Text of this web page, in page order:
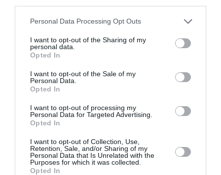
Personal Data Processing Opt Outs
I want to opt-out of the Sharing of my
personal data.
Opted In
I want to opt-out of the Sale of my
Personal Data.
Opted In
I want to opt-out of processing my
Personal Data for Targeted Advertising.
Opted In
I want to opt-out of Collection, Use,
Retention, Sale, and/or Sharing of my
Personal Data that Is Unrelated with the
Purposes for which it was collected.
Opted In